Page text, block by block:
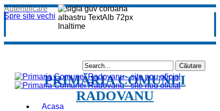
Spre site vechi
Autentificare
PRIMĂRIA COMUNEI
RADOVANU
Acasa